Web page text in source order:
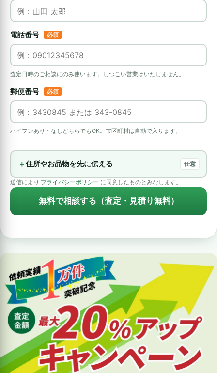
電話番号 必須
査定日時のご相談にのみ使います。しつこい営業はいたしません。
郵便番号 必須
ハイフンあり・なしどちらでもOK。市区町村は自動で入ります。
住所やお品物を先に伝える 任意
送信により プライバシーポリシー に同意したものとみなします。
無料で相談する（査定・見積り無料）